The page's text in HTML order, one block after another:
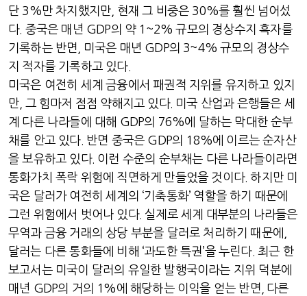
단 3%만 차지했지만 현재 그 비중은 30%를 훨씬 넘어섰
다. 중국은 매년 GDP의 약 1~2%규모의 경상수지 흑자를
기록하는 반면
미국은 매년 GDP의 3~4%규모의 경상수
지 적자를 기록하고 있다.
미국은 여전히 세계 금융에서 패권적 지위를 유지하고 있지
만 그 힘마저 점점 약해지고 있다. 미국 산업과 은행들은 세
계 다른 나라들에 대해 GDP의 76%에 달하는 막대한 순부
채를 안고 있다. 반면 중국은 GDP의 18%에 이르는 순자산
을 보유하고 있다. 이런 수준의 순부채는 다른 나라들이라면
통화가치 폭락 위험에 직면하게 만들었을 것이다. 하지만 미
국은 달러가 여전히 세계의 ‘기축통화’ 역할을 하기 때문에
그런 위험에서 벗어나 있다. 실제로 세계 대부분의 나라들은
무역과 금융 거래의 상당 부분을 달러로 처리하기 때문에
달러는 다른 통화들에 비해 ‘과도한 특권’을 누린다.최근 한
보고서는 미국이 달러의 유일한 발행국이라는 지위 덕분에
매년 GDP의 거의 1%에 해당하는 이익을 얻는 반면 다른